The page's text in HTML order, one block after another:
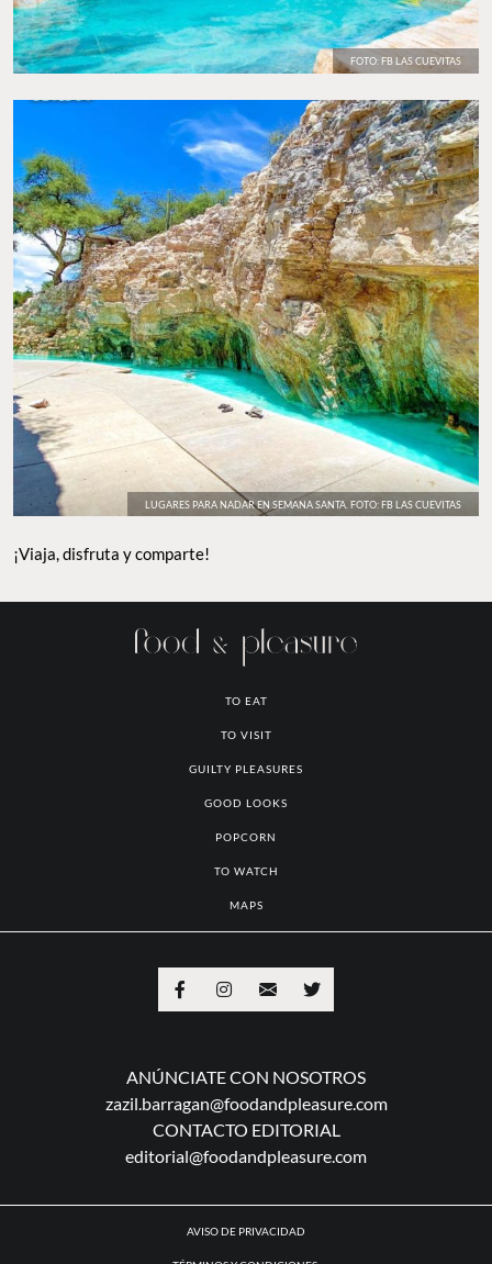
FOTO: FB LAS CUEVITAS
LUGARES PARA NADAR EN SEMANA SANTA. FOTO: FB LAS CUEVITAS
¡Viaja, disfruta y comparte!
TO EAT
TO VISIT
GUILTY PLEASURES
GOOD LOOKS
POPCORN
TO WATCH
MAPS
ANÚNCIATE CON NOSOTROS
zazil.barragan@foodandpleasure.com
CONTACTO EDITORIAL
editorial@foodandpleasure.com
AVISO DE PRIVACIDAD